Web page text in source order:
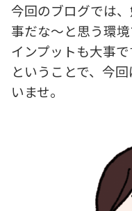
今回のブログでは
事だな～と思う環
インプットも大事
ということで、今
いませ。